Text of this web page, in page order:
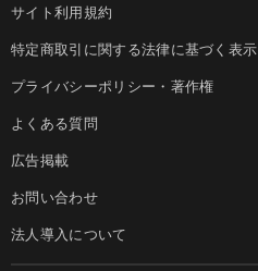
サイト利用規約
特定商取引に関する法律に基づく表示
プライバシーポリシー・著作権
よくある質問
広告掲載
お問い合わせ
法人導入について